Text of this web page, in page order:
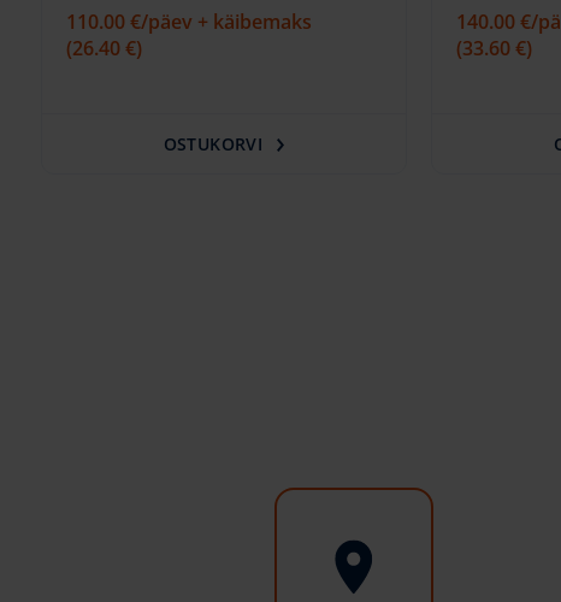
110.00 €/päev + käibemaks
(26.40 €)
OSTUKORVI
140.00 €/
(33.60 €)